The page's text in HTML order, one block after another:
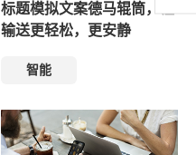
标题模拟文案德马辊筒，让
输送更轻松，更安静
智能